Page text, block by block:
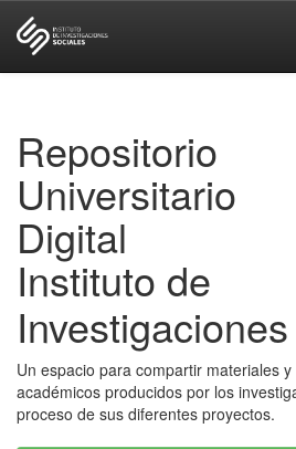
Repositorio
Universitario
Digital
Instituto de
Un espacio para compartir materiales
académicos producidos por los
proceso de sus diferentes proyectos.